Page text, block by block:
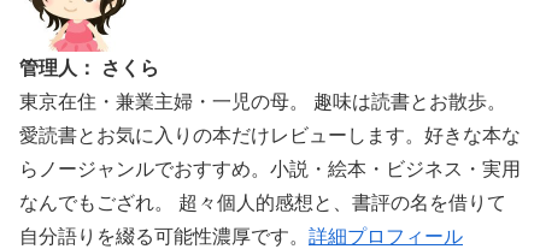
管理人： さくら
東京在住・兼業主婦・一児の母。 趣味は読書とお散歩。
愛読書とお気に入りの本だけレビューします。好きな本な
らノージャンルでおすすめ。小説・絵本・ビジネス・実用
なんでもござれ。 超々個人的感想と、書評の名を借りて
自分語りを綴る可能性濃厚です。 詳細プロフィール